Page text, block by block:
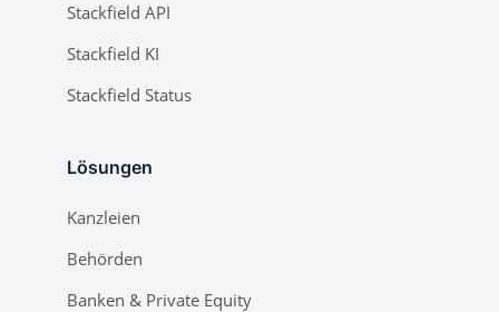
Stackfield API
Stackfield KI
Stackfield Status
Lösungen
Kanzleien
Behörden
Banken & Private Equity